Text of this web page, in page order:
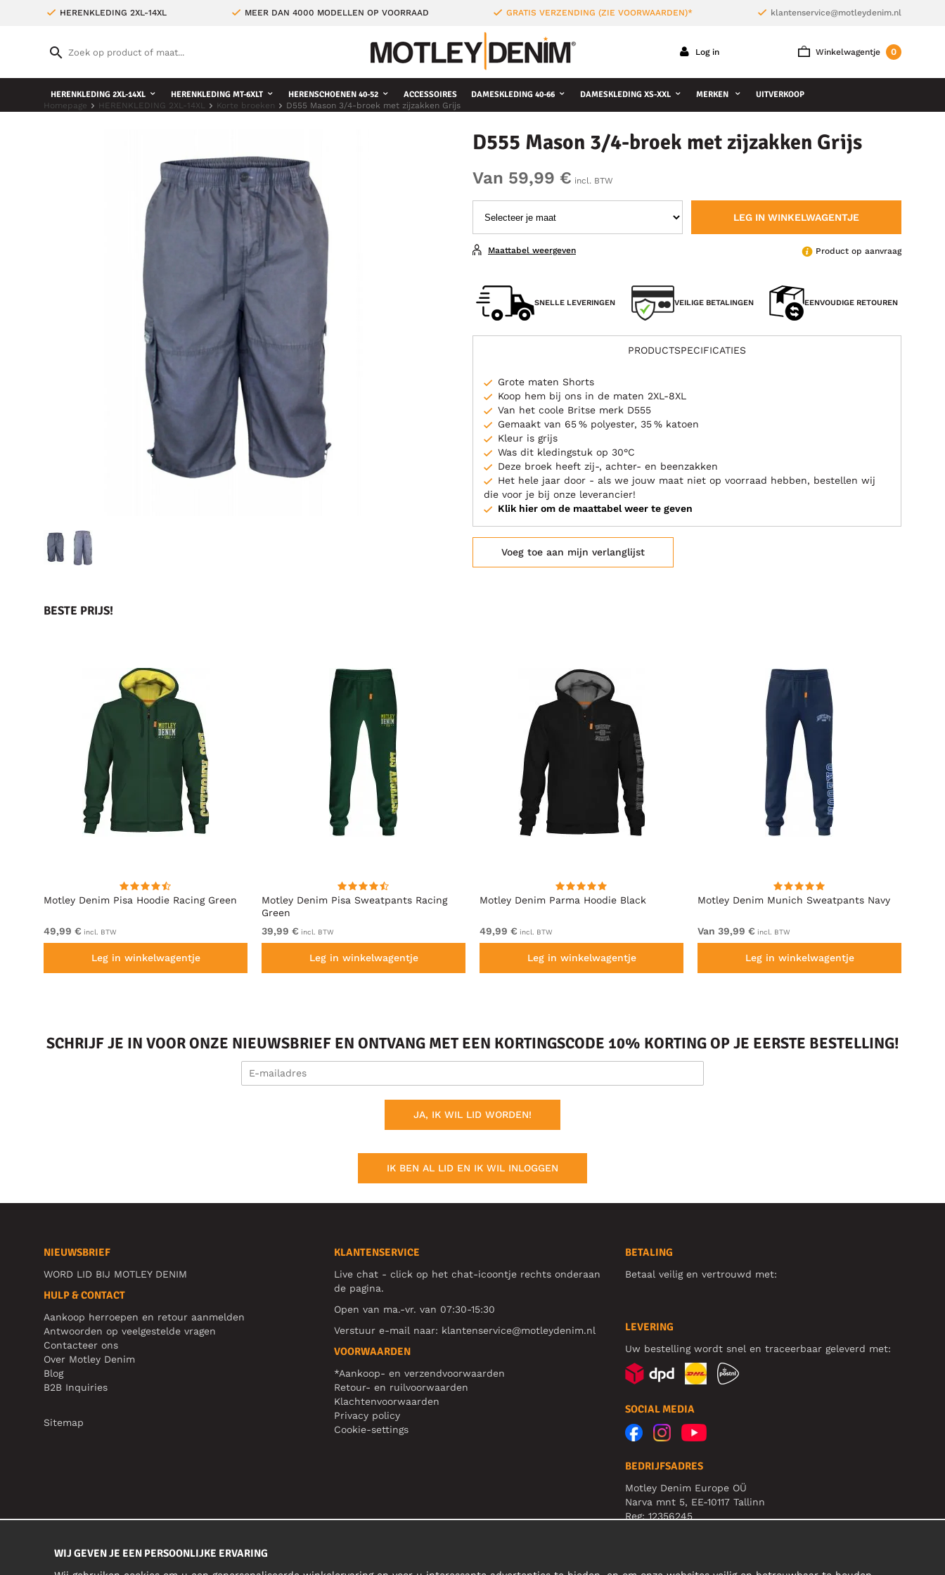
HERENKLEDING 2XL-14XL MEER DAN 4000 MODELLEN OP VOORRAAD GRATIS VERZENDING (ZIE VOORWAARDEN)* klantenservice@motleydenim.nl
Winkelwagentje 0
Log in
HERENKLEDING 2XL-14XL HERENKLEDING MT-6XLT HERENSCHOENEN 40-52 ACCESSOIRES DAMESKLEDING 40-66 DAMESKLEDING XS-XXL MERKEN UITVERKOOP
Homepage HERENKLEDING 2XL-14XL Korte broeken D555 Mason 3/4-broek met zijzakken Grijs
D555 Mason 3/4-broek met zijzakken Grijs
Van 59,99 € incl. BTW
LEG IN WINKELWAGENTJE
Product op aanvraag
Maattabel weergeven
SNELLE LEVERINGEN VEILIGE BETALINGEN EENVOUDIGE RETOUREN
PRODUCTSPECIFICATIES
Grote maten Shorts
Koop hem bij ons in de maten 2XL-8XL
Van het coole Britse merk D555
Gemaakt van 65 % polyester, 35 % katoen
Kleur is grijs
Was dit kledingstuk op 30°C
Deze broek heeft zij-, achter- en beenzakken
Het hele jaar door - als we jouw maat niet op voorraad hebben, bestellen wij
die voor je bij onze leverancier!
Klik hier om de maattabel weer te geven
Voeg toe aan mijn verlanglijst
BESTE PRIJS!
Motley Denim Pisa Hoodie Racing Green
49,99 € incl. BTW
Leg in winkelwagentje
Motley Denim Pisa Sweatpants Racing
Green
39,99 € incl. BTW
Leg in winkelwagentje
Motley Denim Parma Hoodie Black
49,99 € incl. BTW
Leg in winkelwagentje
Motley Denim Munich Sweatpants Navy
Van 39,99 € incl. BTW
Leg in winkelwagentje
SCHRIJF JE IN VOOR ONZE NIEUWSBRIEF EN ONTVANG MET EEN KORTINGSCODE 10% KORTING OP JE EERSTE BESTELLING!
JA, IK WIL LID WORDEN!
IK BEN AL LID EN IK WIL INLOGGEN
NIEUWSBRIEF
WORD LID BIJ MOTLEY DENIM
HULP & CONTACT
Aankoop herroepen en retour aanmelden
Antwoorden op veelgestelde vragen
Contacteer ons
Over Motley Denim
Blog
B2B Inquiries
Sitemap
KLANTENSERVICE
Live chat - click op het chat-icoontje rechts onderaan
de pagina.
Open van ma.-vr. van 07:30-15:30
Verstuur e-mail naar: klantenservice@motleydenim.nl
VOORWAARDEN
*Aankoop- en verzendvoorwaarden
Retour- en ruilvoorwaarden
Klachtenvoorwaarden
Privacy policy
Cookie-settings
BETALING
Betaal veilig en vertrouwd met:
LEVERING
Uw bestelling wordt snel en traceerbaar geleverd met:
SOCIAL MEDIA
BEDRIJFSADRES
Motley Denim Europe OÜ
Narva mnt 5, EE-10117 Tallinn
Reg: 12356245
WIJ GEVEN JE EEN PERSOONLIJKE ERVARING